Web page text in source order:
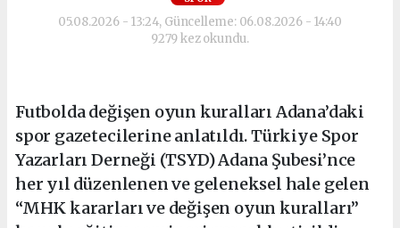
05.08.2026 - 13:24, Güncelleme: 06.08.2026 - 14:40
9279 kez okundu.
Futbolda değişen oyun kuralları Adana’daki
spor gazetecilerine anlatıldı. Türkiye Spor
Yazarları Derneği (TSYD) Adana Şubesi’nce
her yıl düzenlenen ve geleneksel hale gelen
“MHK kararları ve değişen oyun kuralları”